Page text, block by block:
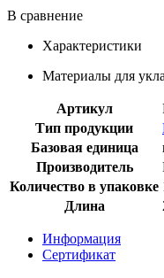
В сравнение
Характеристики
Материалы для
Артикул
Тип продукции
Базовая единица
Производитель
Количество в упаковке
Длина
Информация
Сертификат